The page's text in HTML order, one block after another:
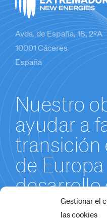
Gestionar el
las cookies
Avda. de España, 18, 2ºA
10001 Cáceres
España
Nuestro
ayudar a
transición
de
desarrollo
Proyecto